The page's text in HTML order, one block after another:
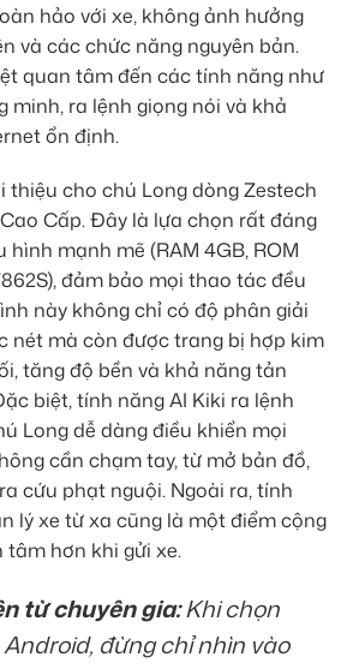
hảo với xe, không ảnh hưởng
và các chức năng nguyên bản.
quan tâm đến các tính năng như
minh, ra lệnh giọng nói và khả
ổn định.
thiệu cho chú Long dòng Zestech
Cấp. Đây là lựa chọn rất đáng
mạnh mẽ (RAM 4GB, ROM
đảm bảo mọi thao tác đều
này không chỉ có độ phân giải
nét mà còn được trang bị hợp kim
tăng độ bền và khả năng tản
biệt, tính năng AI Kiki ra lệnh
Long dễ dàng điều khiển mọi
cần chạm tay, từ mở bản đồ,
cứu phạt nguội. Ngoài ra, tính
lý xe từ xa cũng là một điểm cộng
tâm hơn khi gửi xe.
từ chuyên gia:Khi chọn
đừng chỉ nhìn vào